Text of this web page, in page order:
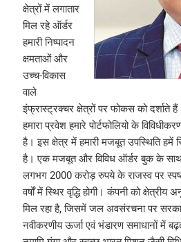
क्षेत्रों में लगातार
मिल रहे ऑर्डर
हमारी निष्पादन
क्षमताओं और
उच्च-विकास
वाले
इंफ्रास्ट्रक्चर क्षेत्रों पर फोकस को दर्शाते
हमारा प्रवेश हमारे पोर्टफोलियो के
है। इस क्षेत्र में हमारी मजबूत उपस्थिति हमें
है। एक मजबूत और विविध ऑर्डर बुक के साथ,
लगभग 2000 करोड़ रुपये के राजस्व पर
वर्षों में स्थिर वृद्धि होगी। कंपनी को
मिल रहा है, जिसमें जल अवसंरचना पर
नवीकरणीय ऊर्जा एवं भंडारण समाधानों में